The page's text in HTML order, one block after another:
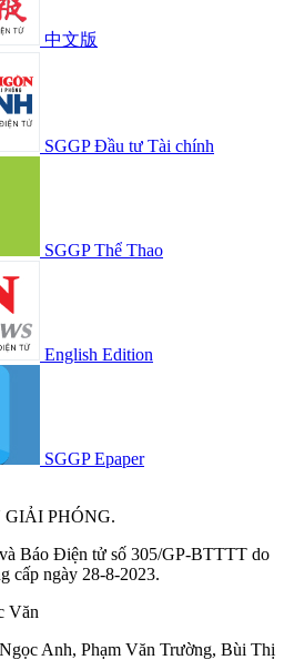
中文版
SGGP Đầu tư Tài chính
SGGP Thể Thao
English Edition
SGGP Epaper
GIẢI PHÓNG.
Báo Điện tử số 305/GP-BTTTT do
cấp ngày 28-8-2023.
Văn
Anh, Phạm Văn Trường, Bùi Thị